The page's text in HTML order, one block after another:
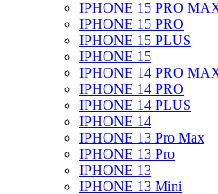
IPHONE 15 PRO
IPHONE 15 PRO
IPHONE 15 PLUS
IPHONE 15
IPHONE 14 PRO
IPHONE 14 PRO
IPHONE 14 PLUS
IPHONE 14
IPHONE 13 Pro Max
IPHONE 13 Pro
IPHONE 13
IPHONE 13 Mini